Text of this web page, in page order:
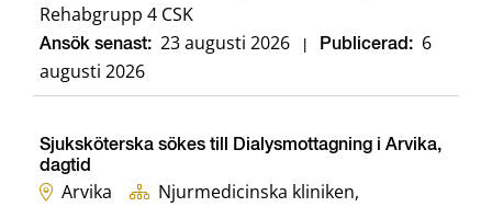
Rehabgrupp 4 CSK
Ansök senast: 23 augusti 2026 Publicerad: 6
augusti 2026
Sjuksköterska sökes till Dialysmottagning i Arvika,
dagtid
Arvika
Njurmedicinska kliniken,